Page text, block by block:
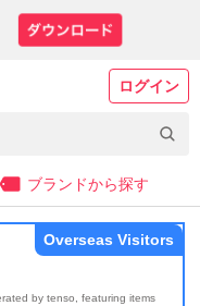
ログイン
ブランドから探す
by tenso, featuring items
Overseas Visitors